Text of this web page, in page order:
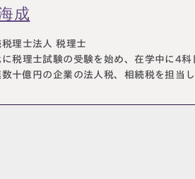
成
理士法人 税理士
税理士試験の受験を始め、在学中に4
十億円の企業の法人税、相続税を担当